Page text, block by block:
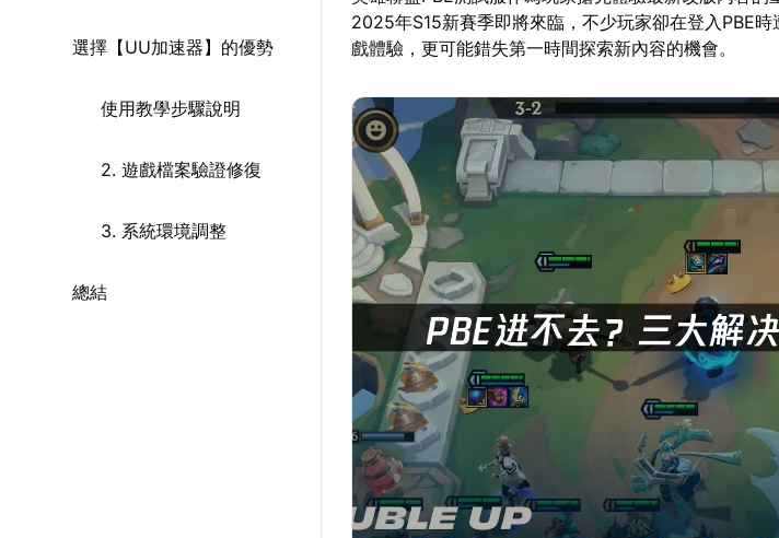
選擇【UU加速器】的優勢
使用教學步驟說明
2. 遊戲檔案驗證修復
3. 系統環境調整
總結
2025年S15新賽季即將來臨，不少玩家卻在登入PBE
戲體驗，更可能錯失第一時間探索新內容的機會。